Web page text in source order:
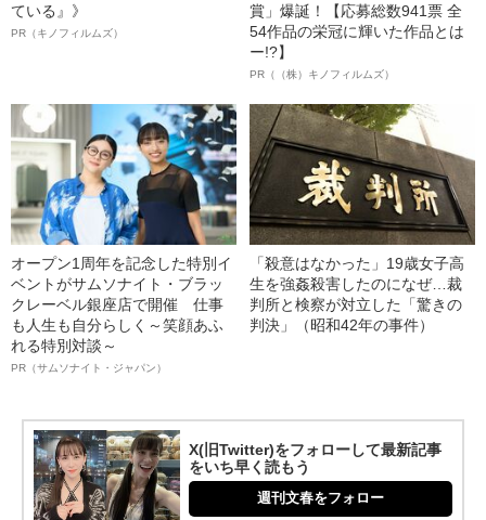
ている』》
PR（キノフィルムズ）
賞」爆誕！【応募総数941票 全
54作品の栄冠に輝いた作品とは
ー!?】
PR（（株）キノフィルムズ）
オープン1周年を記念した特別イ
ベントがサムソナイト・ブラッ
クレーベル銀座店で開催 仕事
も人生も自分らしく～笑顔あふ
れる特別対談～
PR（サムソナイト・ジャパン）
「殺意はなかった」19歳女子高
生を強姦殺害したのになぜ…裁
判所と検察が対立した「驚きの
判決」（昭和42年の事件）
X(旧Twitter)をフォローして最新記事
をいち早く読もう
週刊文春をフォロー